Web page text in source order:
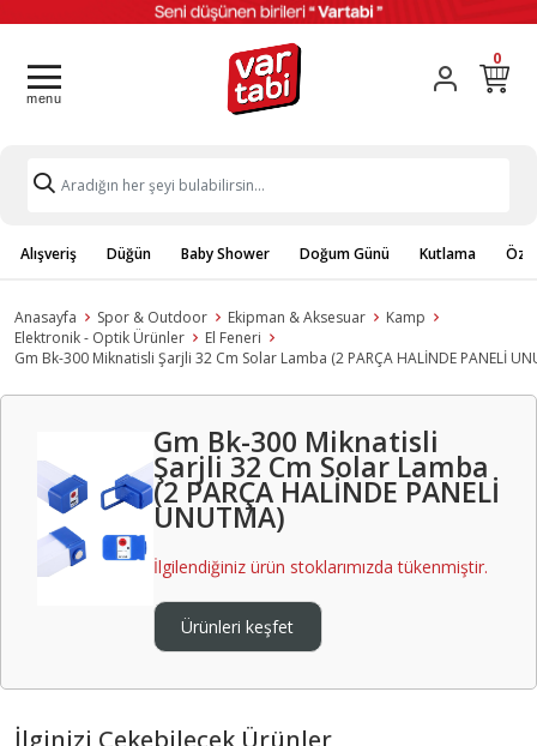
0
Alışveriş Düğün Baby Shower Doğum Günü Kutlama
Anasayfa Spor & Outdoor Ekipman & Aksesuar
Kamp
Elektronik - Optik Ürünler
El Feneri
Gm Bk-300 Miknatisli Şarjli 32 Cm Solar Lamba (2 PARÇA HALİNDE PANELİ
Gm Bk-300 Miknatisli
Şarjli 32 Cm Solar Lamba
(2 PARÇA HALİNDE PANELİ
UNUTMA)
İlgilendiğiniz ürün stoklarımızda tükenmiştir.
Ürünleri keşfet
İlginizi Çekebilecek Ürünler